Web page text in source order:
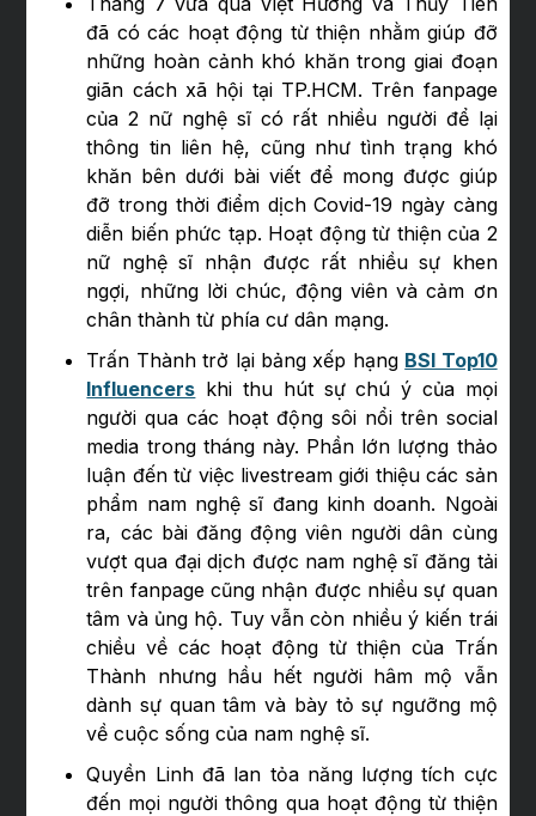
đã có các hoạt động từ thiện nhằm giúp đỡ
những hoàn cảnh khó khăn trong giai đoạn
giãn cách xã hội tại TP.HCM. Trên fanpage
của 2 nữ nghệ sĩ có rất nhiều người để lại
thông tin liên hệ, cũng như tình trạng khó
khăn bên dưới bài viết để mong được giúp
đỡ trong thời điểm dịch Covid-19 ngày càng
diễn biến phức tạp. Hoạt động từ thiện của 2
nữ nghệ sĩ nhận được rất nhiều sự khen
ngợi, những lời chúc, động viên và cảm ơn
chân thành từ phía cư dân mạng.
Trấn Thành trở lại bảng xếp hạng BSI Top10
Influencers khi thu hút sự chú ý của mọi
người qua các hoạt động sôi nổi trên social
media trong tháng này. Phần lớn lượng thảo
luận đến từ việc livestream giới thiệu các sản
phẩm nam nghệ sĩ đang kinh doanh. Ngoài
ra, các bài đăng động viên người dân cùng
vượt qua đại dịch được nam nghệ sĩ đăng tải
trên fanpage cũng nhận được nhiều sự quan
tâm và ủng hộ. Tuy vẫn còn nhiều ý kiến trái
chiều về các hoạt động từ thiện của Trấn
Thành nhưng hầu hết người hâm mộ vẫn
dành sự quan tâm và bày tỏ sự ngưỡng mộ
về cuộc sống của nam nghệ sĩ.
Quyền Linh đã lan tỏa năng lượng tích cực
đến mọi người thông qua hoạt động từ thiện